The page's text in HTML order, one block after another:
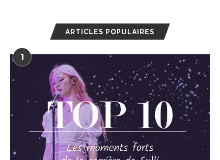
ARTICLES POPULAIRES
1